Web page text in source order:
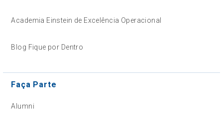
Academia Einstein de Excelência Operacional
Blog Fique por Dentro
Faça Parte
Alumni